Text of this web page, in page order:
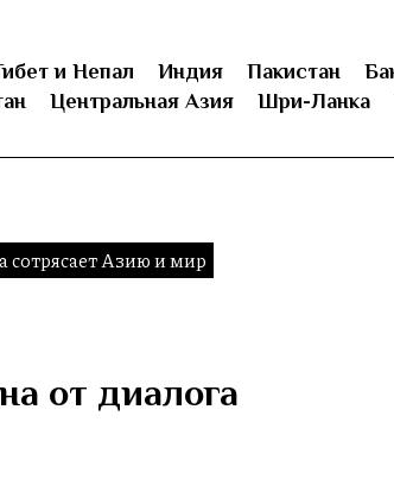
и Непал Индия Пакистан
Центральная Азия Шри-Ланка
сотрясает Азию и мир
от диалога